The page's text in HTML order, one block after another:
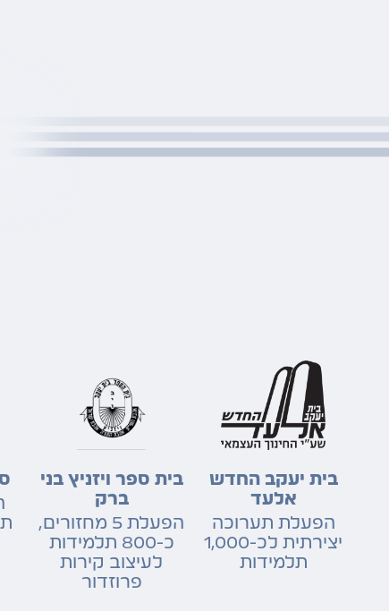
בית יעקב החדש
אלעד
הפעלת תערוכה
יצירתית לכ-1,000
תלמידות
בית ספר ויזניץ בני
ברק
הפעלת 5 מחזורים,
כ-800 תלמידות
לעיצוב קירות
פרוזדור